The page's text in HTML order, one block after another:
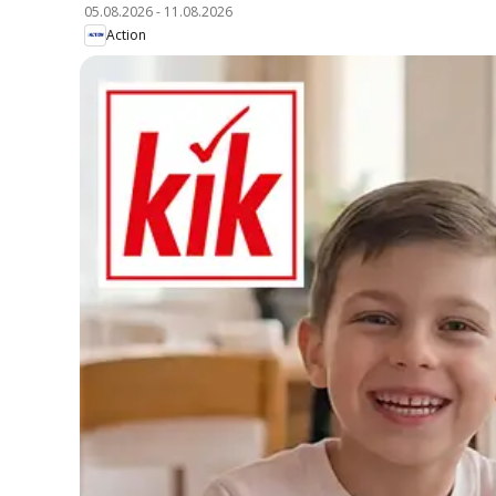
05.08.2026- 11.08.2026
Action